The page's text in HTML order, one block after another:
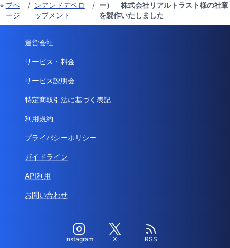
プペ
ージ
/ ンアンドデベロ
ップメント
/ ー） 株式会社リアルトラスト様の社章
を製作いたしました
運営会社
サービス・料金
サービス説明会
特定商取引法に基づく表記
利用規約
プライバシーポリシー
ガイドライン
API利用
お問い合わせ
Instagram X RSS